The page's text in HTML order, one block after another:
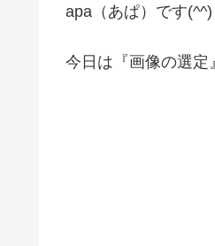
apa（あぱ）です(^^)
今日は『画像の選定